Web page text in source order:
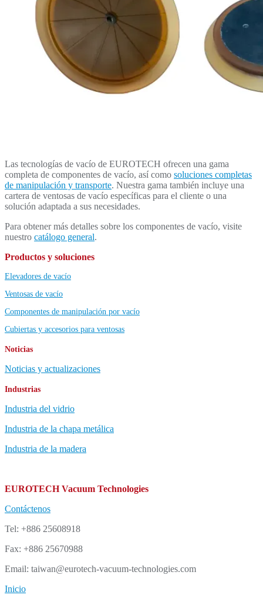
Las tecnologías de vacío de EUROTECH ofrecen una gama
completa de componentes de vacío, así como soluciones completas
de manipulación y transporte. Nuestra gama también incluye una
cartera de ventosas de vacío específicas para el cliente o una
solución adaptada a sus necesidades.
Para obtener más detalles sobre los componentes de vacío, visite
nuestro catálogo general.
Productos y soluciones
Elevadores de vacío
Ventosas de vacío
Componentes de manipulación por vacío
Cubiertas y accesorios para ventosas
Noticias
Noticias y actualizaciones
Industrias
Industria del vidrio
Industria de la chapa metálica
Industria de la madera
EUROTECH Vacuum Technologies
Contáctenos
Tel: +886 25608918
Fax: +886 25670988
Email: taiwan@eurotech-vacuum-technologies.com
Inicio